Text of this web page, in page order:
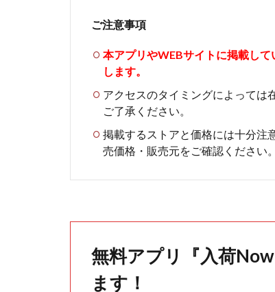
ご注意事項
本アプリやWEBサイトに掲載し
します。
アクセスのタイミングによっては
ご了承ください。
掲載するストアと価格には十分注
売価格・販売元をご確認ください。
無料アプリ『入荷
ます！